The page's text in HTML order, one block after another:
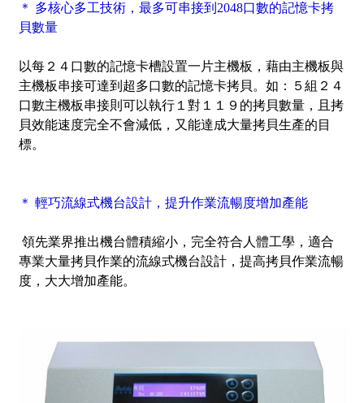
＊ 多核心多工技術，最多可串接到2048口數的記憶卡拷
貝數量
以每２４口數的記憶卡槽設置一片主機板，藉由主機板與
主機板串接可達到超多口數的記憶卡拷貝。如：５組２４
口數主機板串接則可以執行１對１１９的拷貝數量，且拷
貝效能速度完全不會減低，又能達成大量拷貝生產的目
標。
＊ 輕巧流線式機台設計，提升作業流暢度增加產能
領先業界推出機台體積縮小，完全符合人體工學，適合
專業大量拷貝作業的流線式機台設計，提高拷貝作業流暢
度，大大增加產能。